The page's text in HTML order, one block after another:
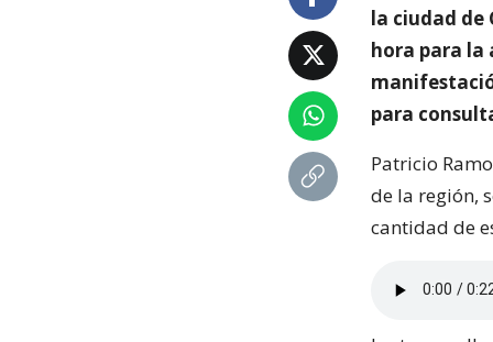
la ciudad de
hora para la
para
Patricio
de la región,
cantidad de